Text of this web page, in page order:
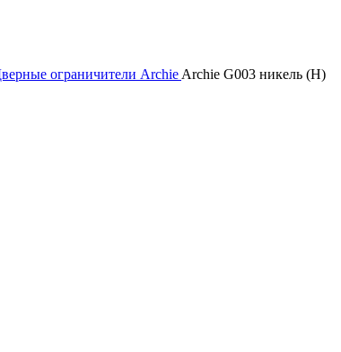
ограничители Archie Archie G003 никель (H)